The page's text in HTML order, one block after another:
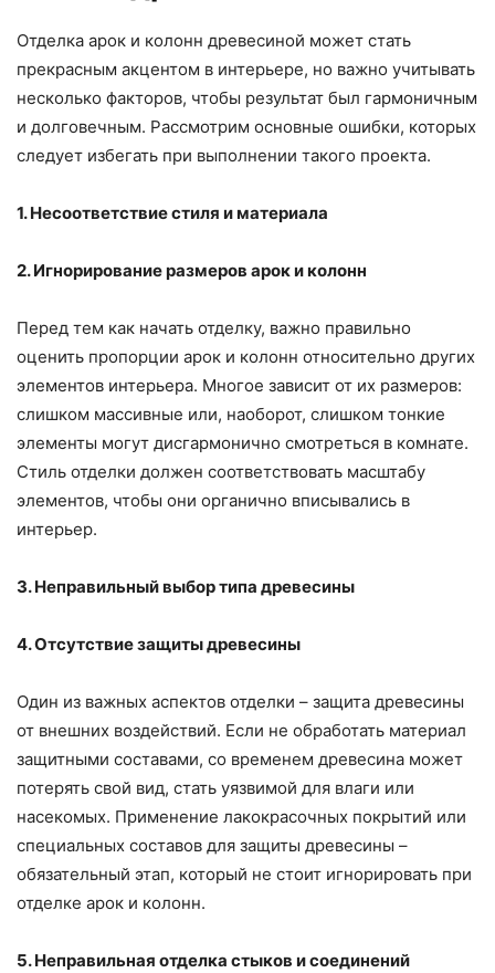
Отделка арок и колонн древесиной может стать
прекрасным акцентом в интерьере, но важно учитывать
несколько факторов, чтобы результат был гармоничным
и долговечным. Рассмотрим основные ошибки, которых
следует избегать при выполнении такого проекта.
1. Несоответствие стиля и материала
2. Игнорирование размеров арок и колонн
Перед тем как начать отделку, важно правильно
оценить пропорции арок и колонн относительно других
элементов интерьера. Многое зависит от их размеров:
слишком массивные или, наоборот, слишком тонкие
элементы могут дисгармонично смотреться в комнате.
Стиль отделки должен соответствовать масштабу
элементов, чтобы они органично вписывались в
интерьер.
3. Неправильный выбор типа древесины
4. Отсутствие защиты древесины
Один из важных аспектов отделки – защита древесины
от внешних воздействий. Если не обработать материал
защитными составами, со временем древесина может
потерять свой вид, стать уязвимой для влаги или
насекомых. Применение лакокрасочных покрытий или
специальных составов для защиты древесины –
обязательный этап, который не стоит игнорировать при
отделке арок и колонн.
5. Неправильная отделка стыков и соединений